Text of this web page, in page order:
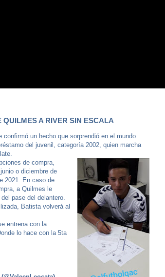
QUILMES A RIVER SIN ESCALA
confirmó un hecho que sorprendió en el mundo
del juvenil, categoría 2002, quien marcha
de compra,
o diciembre de
2021. En caso de
a Quilmes le
pase del delantero.
Batista volverá al
entrena con la
lo hace con la 5ta